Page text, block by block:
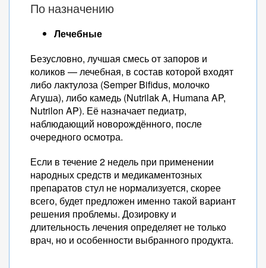
По назначению
Лечебные
Безусловно, лучшая смесь от запоров и
коликов — лечебная, в состав которой входят
либо лактулоза (Semper Bifidus, молочко
Агуша), либо камедь (Nutrilak A, Humana AP,
Nutrilon AP). Её назначает педиатр,
наблюдающий новорождённого, после
очередного осмотра.
Если в течение 2 недель при применении
народных средств и медикаментозных
препаратов стул не нормализуется, скорее
всего, будет предложен именно такой вариант
решения проблемы. Дозировку и
длительность лечения определяет не только
врач, но и особенности выбранного продукта.